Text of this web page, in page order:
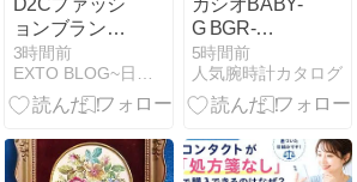
ョンブランド
とは？【メリ
ットと注意
点】
3時間前
EXTO BLOG~日本レディースファッションまとめブログ~
G BGR-
3003U-1JFの
魅力を徹底解
説
5時間前
人気腕時計カタログ